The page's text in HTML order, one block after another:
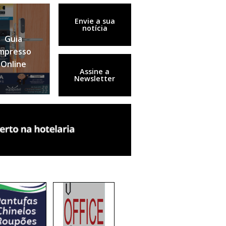
Guia
Online
Envie a sua
notícia
Assine a
Newsletter